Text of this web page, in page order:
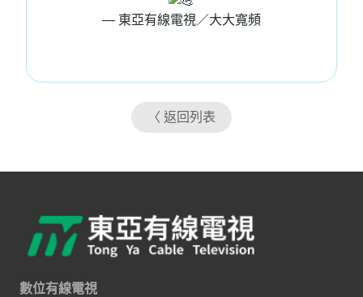
— 東亞有線電視／大大寬頻
〈 返回列表
數位有線電視